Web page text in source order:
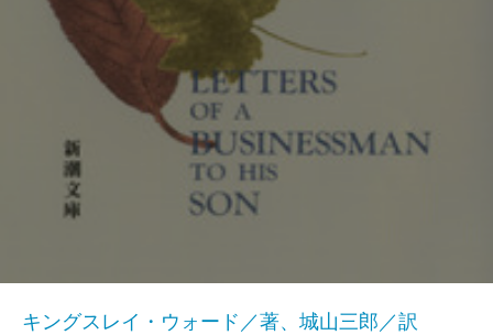
キングスレイ・ウォード／著、城山三郎／訳